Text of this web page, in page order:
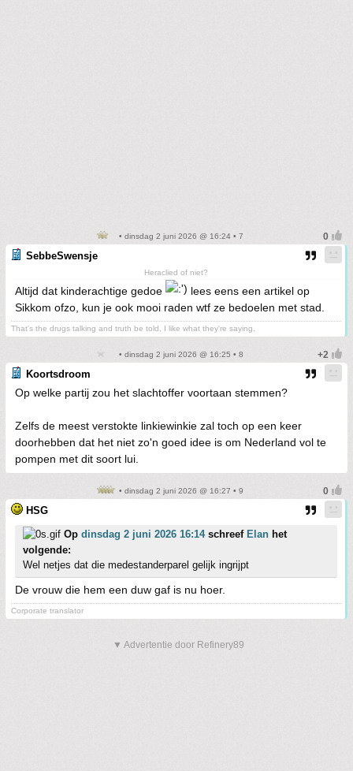
• dinsdag 2 juni 2026 @ 16:24 • 7
SebbeSwensje
Heraclied of niet?
Altijd dat kinderachtige gedoe
lees eens een artikel op
Sikkom ofzo, kun je ook mooi raden wtf ze bedoelen met stad.
That's the drugs talking and truth be told, I like what they're saying.
• dinsdag 2 juni 2026 @ 16:25 • 8
Koortsdroom
Op welke partij zou het slachtoffer voortaan stemmen?
Zelfs de meest verstokte linkiewinkie zal toch op een keer
doorhebben dat het niet zo'n goed idee is om Nederland vol te
pompen met dit soort lui.
• dinsdag 2 juni 2026 @ 16:27 • 9
HSG
Op dinsdag 2 juni 2026 16:14schreef Elan het
volgende:
Wel netjes dat die medestanderparel gelijk ingrijpt
De vrouw die hem een duw gaf is nu hoer.
Corporate translator
▼ Advertentie door Refinery89